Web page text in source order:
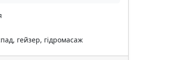
гейзер, гідромасаж